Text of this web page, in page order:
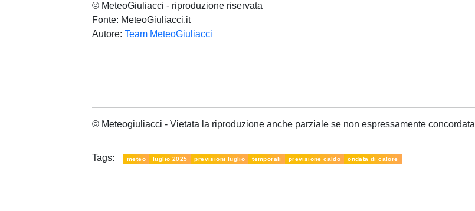
© MeteoGiuliacci - riproduzione riservata
Fonte: MeteoGiuliacci.it
Autore: Team MeteoGiuliacci
© Meteogiuliacci - Vietata la riproduzione anche parziale se non espressamente concordata
Tags: meteo luglio 2025 previsioni luglio temporali previsione caldo ondata di calore